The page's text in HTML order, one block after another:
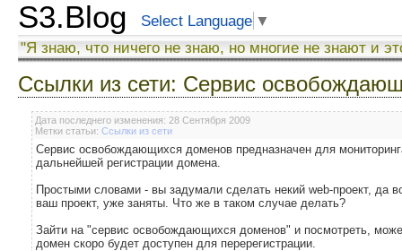
S3.Blog Select Language ▼
"Я знаю, что ничего не знаю, но многие не знают и
Ссылки из сети: Сервис
Дата последнего изменения: 28 Сентября 2009
Метки статьи: Ссылки из сети
Сервис освобождающихся доменов предназначен для
дальнейшей регистрации домена.
Простыми словами - вы задумали сделать некий web-проект, да
ваш проект, уже заняты. Что же в таком случае делать?
Зайти на "сервис освобождающихся доменов" и посмотреть,
домен скоро будет доступен для перерегистрации.